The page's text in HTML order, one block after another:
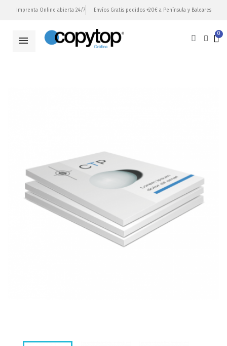
Imprenta Online abierta 24/7 Envíos Gratis pedidos +20€ a Península y Baleares